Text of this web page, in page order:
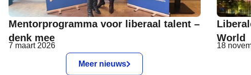
Mentorprogramma voor liberaal talent –
denk mee
7 maart 2026
World
18
Meer nieuws